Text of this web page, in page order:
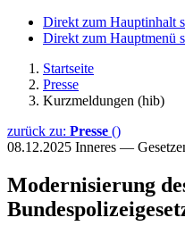
Direkt zum Hauptinhalt
Direkt zum Hauptmenü
Startseite
Presse
Kurzmeldungen (hib)
zurück zu: Presse ()
08.12.2025 Inneres —
Modernisierung